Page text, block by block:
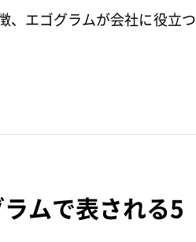
、エゴグラムが会社に役立つ
ムで表される5